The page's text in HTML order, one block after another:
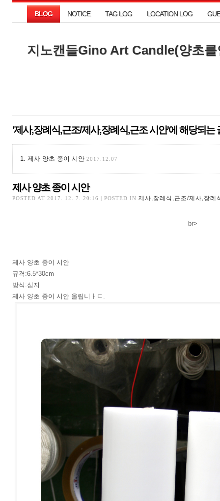
지노캔들Gino Art Candle(양초
지노캔들Gino Art Candle(양초
BLOG
BLOG NOTICE
NOTICE TAG LOG
TAG LOG LOCATION LOG
LOCATION LOG
'제사,장례식,근조/제사,장례식,근조 시안'에 해당되는
제사 양초 종이 시안 2017.12.07
제사 양초 종이 시안
제사 양초 종이 시안
POSTED AT 2017. 12. 7. 20:16 | POSTED IN 제사,장례식,근조/제사,장례
br>
제사 양초 종이 시안
규격:6.5*30cm
방식:심지
제사 양초 종이 시안 올립니ㅏㄷ.